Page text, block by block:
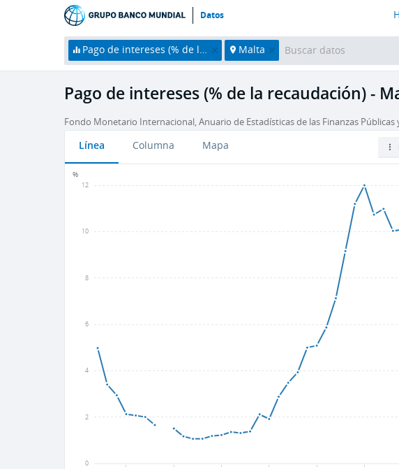
Datos
Pago de intereses (% de la recaudación) Malta
Pago de intereses (% de la recaudación) -
Fondo Monetario Internacional, Anuario de Estadísticas de las Finanzas Públicas
Línea Columna Mapa
%
0
2
4
6
8
10
12